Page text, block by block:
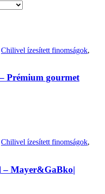
Chilivel ízesített finomságok,
Prémium gourmet
Chilivel ízesített finomságok,
– Mayer&GaBko|